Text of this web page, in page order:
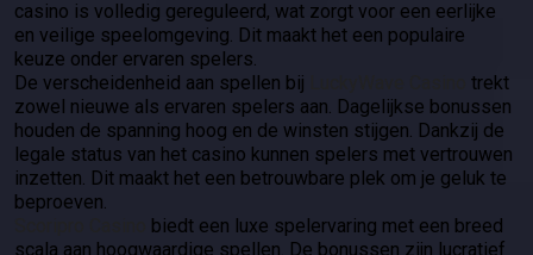
casino is volledig gereguleerd, wat zorgt voor een eerlijke
en veilige speelomgeving. Dit maakt het een populaire
keuze onder ervaren spelers.
De verscheidenheid aan spellen bij
trekt
zowel nieuwe als ervaren spelers aan. Dagelijkse bonussen
houden de spanning hoog en de winsten stijgen. Dankzij de
legale status van het casino kunnen spelers met vertrouwen
inzetten. Dit maakt het een betrouwbare plek om je geluk te
beproeven.
biedt een luxe spelervaring met een breed
scala aan hoogwaardige spellen. De bonussen zijn lucratief